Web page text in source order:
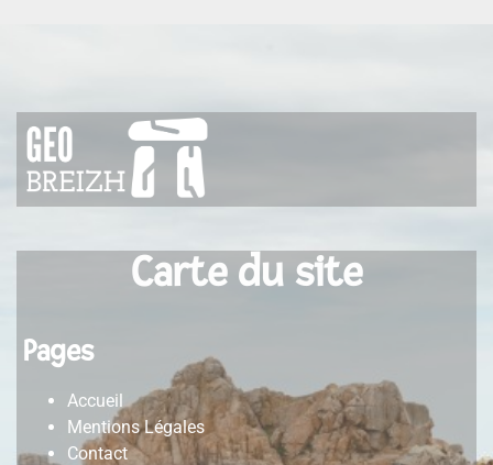
Carte du site
Pages
Accueil
Mentions Légales
Contact